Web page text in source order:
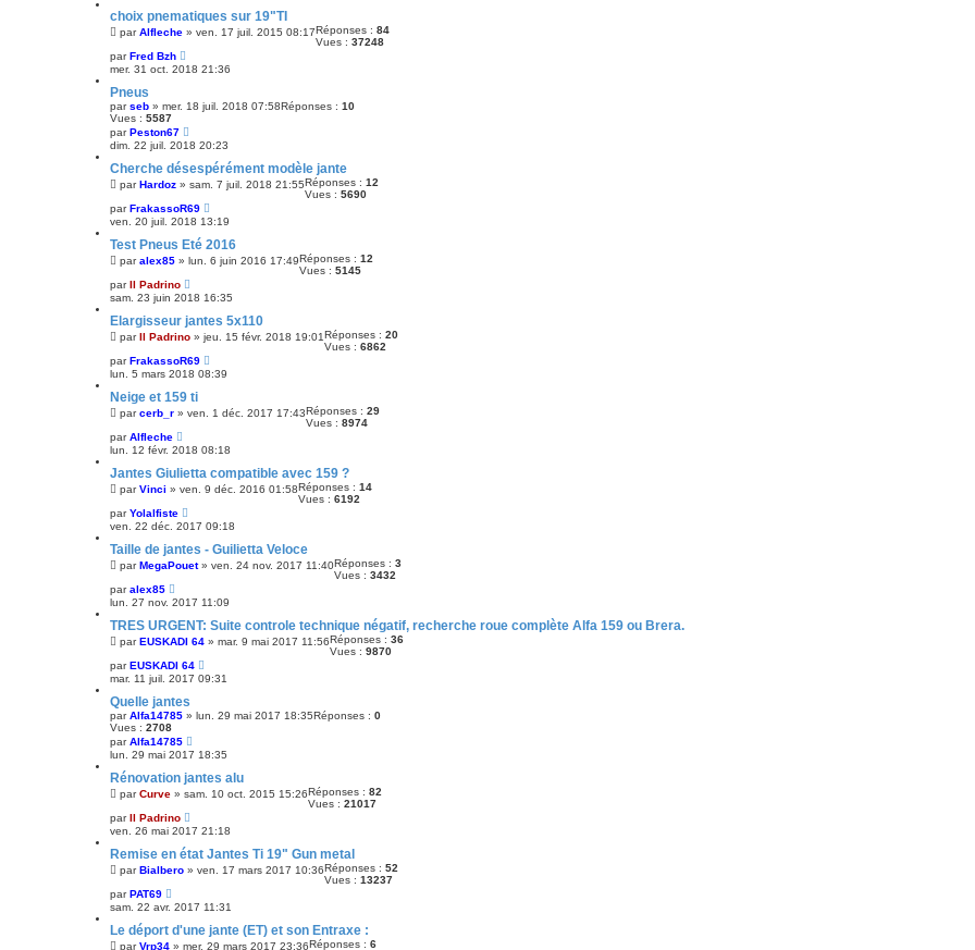
choix pnematiques sur 19"TI
parAlfleche » ven. 17 juil. 2015 08:17Réponses : 84
Vues : 37248
parFred Bzh
mer. 31 oct. 2018 21:36
Pneus
parseb » mer. 18 juil. 2018 07:58Réponses : 10
Vues : 5587
parPeston67
dim. 22 juil. 2018 20:23
Cherche désespérément modèle jante
parHardoz » sam. 7 juil. 2018 21:55Réponses : 12
Vues : 5690
parFrakassoR69
ven. 20 juil. 2018 13:19
Test Pneus Eté 2016
paralex85 » lun. 6 juin 2016 17:49Réponses : 12
Vues : 5145
parIl Padrino
sam. 23 juin 2018 16:35
Elargisseur jantes 5x110
parIl Padrino » jeu. 15 févr. 2018 19:01Réponses : 20
Vues : 6862
parFrakassoR69
lun. 5 mars 2018 08:39
Neige et 159 ti
parcerb_r » ven. 1 déc. 2017 17:43Réponses : 29
Vues : 8974
parAlfleche
lun. 12 févr. 2018 08:18
Jantes Giulietta compatible avec 159 ?
parVinci » ven. 9 déc. 2016 01:58Réponses : 14
Vues : 6192
parYolalfiste
ven. 22 déc. 2017 09:18
Taille de jantes - Guilietta Veloce
parMegaPouet» ven. 24 nov. 2017 11:40Réponses : 3
Vues : 3432
paralex85
lun. 27 nov. 2017 11:09
TRES URGENT: Suite controle technique négatif, recherche roue complète Alfa 159 ou Brera.
parEUSKADI 64 » mar. 9 mai 2017 11:56Réponses : 36
Vues : 9870
parEUSKADI 64
mar. 11 juil. 2017 09:31
Quelle jantes
parAlfa14785 » lun. 29 mai 2017 18:35Réponses : 0
Vues : 2708
parAlfa14785
lun. 29 mai 2017 18:35
Rénovation jantes alu
parCurve » sam. 10 oct. 2015 15:26Réponses : 82
Vues : 21017
parIl Padrino
ven. 26 mai 2017 21:18
Remise en état Jantes Ti 19" Gun metal
parBialbero » ven. 17 mars 2017 10:36Réponses : 52
Vues : 13237
parPAT69
sam. 22 avr. 2017 11:31
Le déport d'une jante (ET) et son Entraxe :
parVrp34 » mer. 29 mars 2017 23:36Réponses : 6